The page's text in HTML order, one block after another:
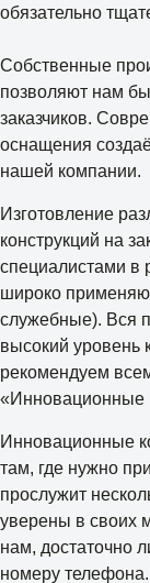
обязательно
Собственные
позволяют нам
заказчиков.
оснащения
нашей компании.
Изготовление
конструкций на
специалистами в
широко
служебные). Вся
высокий уровень
рекомендуем
«Инновационные
Инновационные
там, где нужно
прослужит
уверены в своих
нам, достаточно
номеру